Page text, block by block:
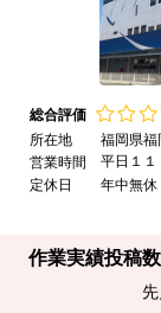
総合評価
所在地
福岡県福
営業時間
平日１１
定休日
年中無休
作業実績投稿数
先